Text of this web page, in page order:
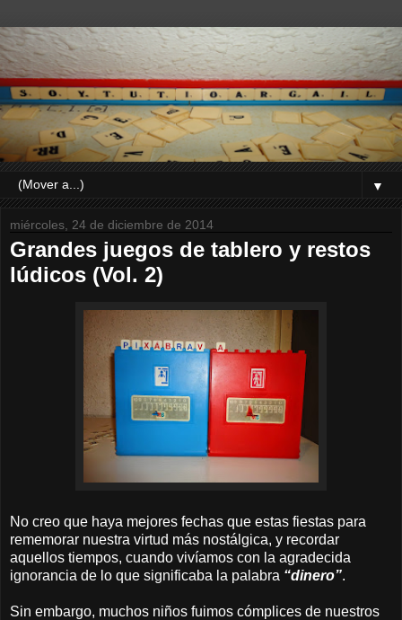
▼
miércoles, 24 de diciembre de 2014
Grandes juegos de tablero y restos
lúdicos (Vol. 2)
No creo que haya mejores fechas que estas fiestas para
rememorar nuestra virtud más nostálgica, y recordar
aquellos tiempos, cuando vivíamos con la agradecida
ignorancia de lo que significaba la palabra “dinero”.
Sin embargo, muchos niños fuimos cómplices de nuestros